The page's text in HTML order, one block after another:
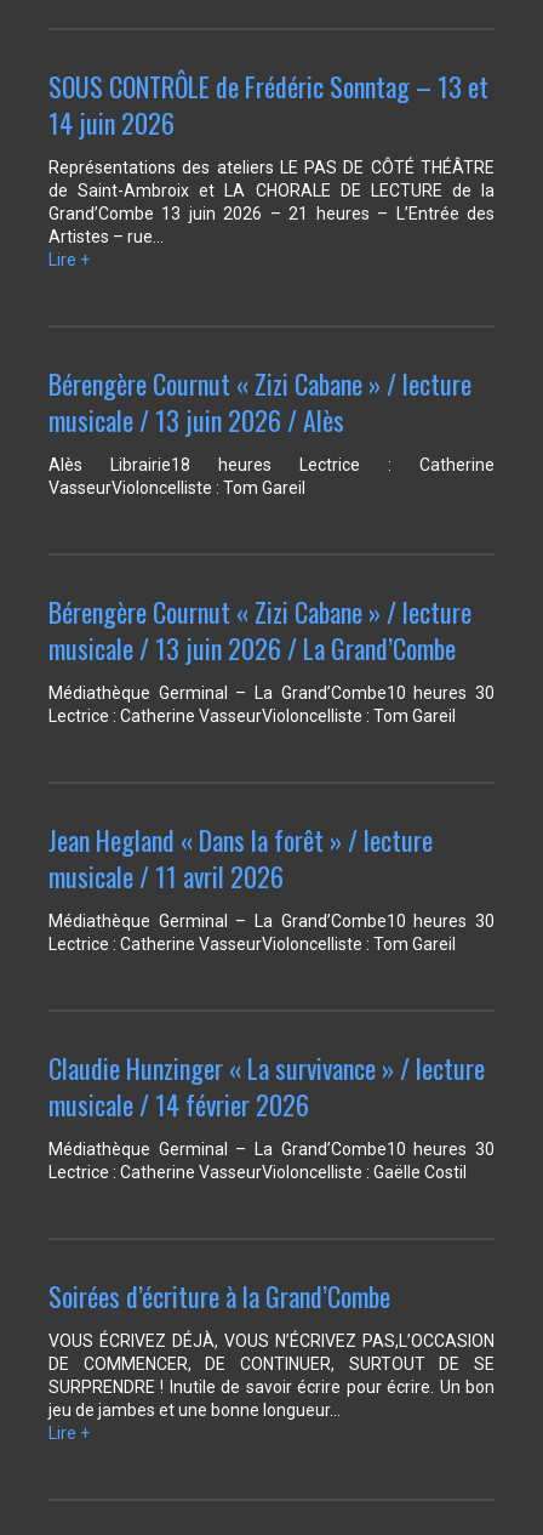
SOUS CONTRÔLE de Frédéric Sonntag – 13 et
14 juin 2026
Représentations des ateliers LE PAS DE CÔTÉ THÉÂTRE
de Saint-Ambroix et LA CHORALE DE LECTURE de la
Grand’Combe 13 juin 2026 – 21 heures – L’Entrée des
Artistes – rue…
Lire +
Bérengère Cournut « Zizi Cabane » / lecture
musicale / 13 juin 2026 / Alès
Alès Librairie18 heures Lectrice : Catherine
VasseurVioloncelliste : Tom Gareil
Bérengère Cournut « Zizi Cabane » / lecture
musicale / 13 juin 2026 / La Grand’Combe
Médiathèque Germinal – La Grand’Combe10 heures 30
Lectrice : Catherine VasseurVioloncelliste : Tom Gareil
Jean Hegland « Dans la forêt » / lecture
musicale / 11 avril 2026
Médiathèque Germinal – La Grand’Combe10 heures 30
Lectrice : Catherine VasseurVioloncelliste : Tom Gareil
Claudie Hunzinger « La survivance » / lecture
musicale / 14 février 2026
Médiathèque Germinal – La Grand’Combe10 heures 30
Lectrice : Catherine VasseurVioloncelliste : Gaëlle Costil
Soirées d’écriture à la Grand’Combe
VOUS ÉCRIVEZ DÉJÀ, VOUS N’ÉCRIVEZ PAS,L’OCCASION
DE COMMENCER, DE CONTINUER, SURTOUT DE SE
SURPRENDRE ! Inutile de savoir écrire pour écrire. Un bon
jeu de jambes et une bonne longueur…
Lire +